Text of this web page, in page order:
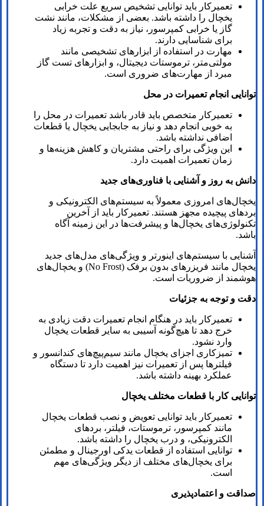
تعمیرکار باید توانایی تشخیص سریع علت خرابی
یخچال را داشته باشد. بعضی از مشکلات، مانند نشت
گاز یا خرابی کمپرسور، نیاز به دقت و تجربه زیاد
برای شناسایی دارند.
مهارت در استفاده از ابزارهای تشخیصی مانند
مولتی‌متر، ترموستات دیجیتال، و ابزارهای تست گاز
مبرد از مهارت‌های ضروری است.
توانایی انجام تعمیرات در محل
تعمیرکار متخصص باید قادر باشد تعمیرات در محل را
به خوبی انجام دهد و نیاز به جابجایی یخچال یا قطعات
اضافی نداشته باشد.
این ویژگی برای راحتی مشتریان و کاهش هزینه‌ها و
زمان تعمیرات اهمیت دارد.
دانش به روز و آشنایی با فناوری‌های جدید
یخچال‌های امروزی معمولاً به سیستم‌های الکترونیکی و
بردهای پیچیده مجهز هستند. تعمیرکار باید از آخرین
تکنولوژی‌های یخچال‌ها و پیشرفت‌ها در این زمینه آگاه
باشد.
آشنایی با سیستم‌های اینورتر و ویژگی‌های مدل‌های جدید
یخچال مانند فریزرهای بدون برفک (No Frost) و یخچال‌های
هوشمند از ضروریات است.
دقت و توجه به جزئیات
تعمیرکار باید در هنگام انجام تعمیرات دقت زیادی به
خرج دهد تا هیچ‌گونه آسیبی به سایر قطعات یخچال
وارد نشود.
تمیزکاری اجزای یخچال مانند سیم‌پیچ‌های کندانسور و
فیلترها پس از تعمیرات نیز اهمیت دارد تا دستگاه
عملکرد بهینه داشته باشد.
توانایی کار با قطعات مختلف یخچال
تعمیرکار باید توانایی تعویض و نصب قطعات یخچال
مانند کمپرسور، ترموستات، فیلتر، بردهای
الکترونیکی، و درب یخچال را داشته باشد.
توانایی استفاده از قطعات یدکی اورجینال و مطمئن
برای یخچال‌های مختلف از دیگر ویژگی‌های مهم
است.
صداقت و اعتمادپذیری